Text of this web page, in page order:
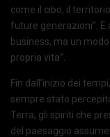
come il cibo, il
future generazioni”. E
business, ma un
propria vita”.
Fin dall’inizio dei
sempre stato
Terra, gli spiriti che
del paesaggio